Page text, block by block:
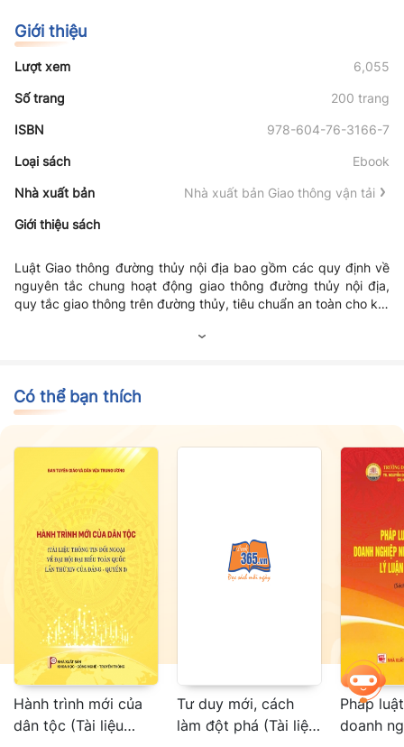
Giới thiệu
Lượt xem 6,055
Số trang 200 trang
ISBN 978-604-76-3166-7
Loại sách Ebook
Nhà xuất bản Nhà xuất bản Giao thông vận tải
Giới thiệu sách
Luật Giao thông đường thủy nội địa bao gồm các quy định về
nguyên tắc chung hoạt động giao thông đường thủy nội địa,
quy tắc giao thông trên đường thủy, tiêu chuẩn an toàn cho kết
phương tiện, công tác tìm kiếm, cứu nạn, cứu hộ, quản lý nhà
Có thể bạn thích
Hành trình mới của
dân tộc (Tài liệu
Tư duy mới, cách
làm đột phá (Tài liệu
Pháp
doanh